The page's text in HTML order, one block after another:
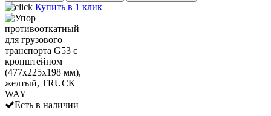
Купить в 1 клик
Есть в наличии